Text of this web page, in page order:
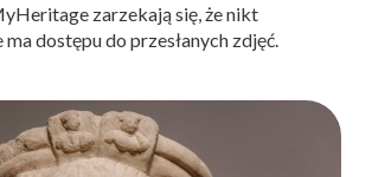
zarzekają się, że nikt
ma dostępu do przesłanych zdjęć.